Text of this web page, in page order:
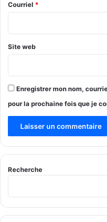
e
Courriel *
Site web
Enregistrer mon nom,
pour la prochaine fois que je
Recherche